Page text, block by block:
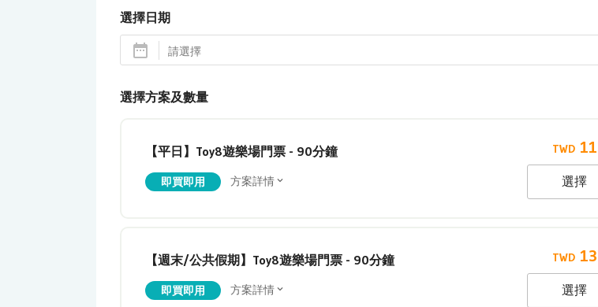
選擇日期
選擇方案及數量
【平日】Toy8遊樂場門票 - 90分鐘
即買即用 方案詳情 選擇
【週末/公共假期】Toy8遊樂場門票 - 90分鐘
即買即用 方案詳情 選擇